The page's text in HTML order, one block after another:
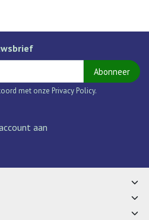
Abonneer
met onze Privacy Policy.
aan